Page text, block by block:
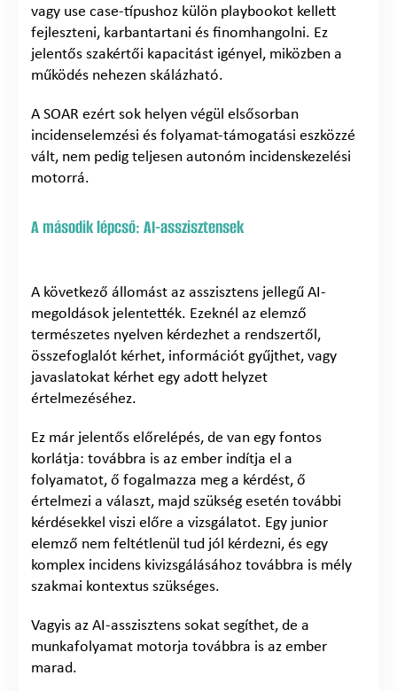
vagy use case-típushoz külön playbookot kellett
fejleszteni, karbantartani és finomhangolni. Ez
jelentős szakértői kapacitást igényel, miközben a
működés nehezen skálázható.
A SOAR ezért sok helyen végül elsősorban
incidenselemzési és folyamat-támogatási eszközzé
vált, nem pedig teljesen autonóm incidenskezelési
motorrá.
A második lépcső: AI-asszisztensek
A következő állomást az asszisztens jellegű AI-
megoldások jelentették. Ezeknél az elemző
természetes nyelven kérdezhet a rendszertől,
összefoglalót kérhet, információt gyűjthet, vagy
javaslatokat kérhet egy adott helyzet
értelmezéséhez.
Ez már jelentős előrelépés, de van egy fontos
korlátja: továbbra is az ember indítja el a
folyamatot, ő fogalmazza meg a kérdést, ő
értelmezi a választ, majd szükség esetén további
kérdésekkel viszi előre a vizsgálatot. Egy junior
elemző nem feltétlenül tud jól kérdezni, és egy
komplex incidens kivizsgálásához továbbra is mély
szakmai kontextus szükséges.
Vagyis az AI-asszisztens sokat segíthet, de a
munkafolyamat motorja továbbra is az ember
marad.